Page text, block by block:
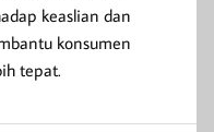
keaslian dan
konsumen
tepat.